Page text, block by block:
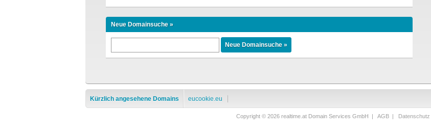
Neue Domainsuche »
Kürzlich angesehene Domains eucookie.eu
Copyright © 2026 realtime.at Domain Services GmbH | AGB | Datenschutz